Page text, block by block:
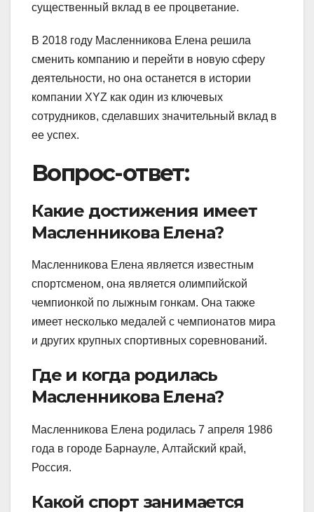
существенный вклад в ее процветание.
В 2018 году Масленникова Елена решила
сменить компанию и перейти в новую сферу
деятельности, но она останется в истории
компании XYZ как один из ключевых
сотрудников, сделавших значительный вклад в
ее успех.
Вопрос-ответ:
Какие достижения имеет
Масленникова Елена?
Масленникова Елена является известным
спортсменом, она является олимпийской
чемпионкой по лыжным гонкам. Она также
имеет несколько медалей с чемпионатов мира
и других крупных спортивных соревнований.
Где и когда родилась
Масленникова Елена?
Масленникова Елена родилась 7 апреля 1986
года в городе Барнауле, Алтайский край,
Россия.
Какой спорт занимается